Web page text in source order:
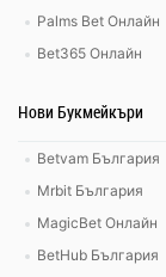
Palms Bet Онлайн
Bet365 Онлайн
Нови Букмейкъри
Betvam България
Mrbit България
MagicBet Онлайн
BetHub България